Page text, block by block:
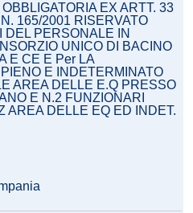
EX ARTT. 33
165/2001 RISERVATO
PERSONALE IN
UNICO DI BACINO
E CE E Per LA
E INDETERMINATO
AREA DELLE E.Q PRESSO
E N.2 FUNZIONARI
AREA DELLE EQ ED INDET.